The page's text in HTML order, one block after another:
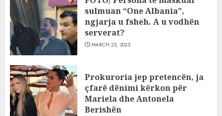
sulmuan “One Albania”,
ngjarja u fsheh. A u vodhën
serverat?
MARCH 25, 2025
Prokuroria jep pretencën, ja
çfarë dënimi kërkon për
Mariela dhe Antonela
Berishën